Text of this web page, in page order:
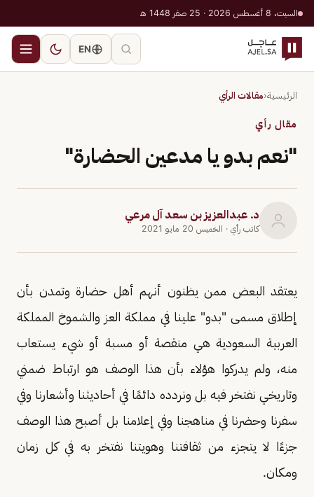
السبت، 8 أغسطس 2026 · 25 صفر 1448 هـ
EN
الرئيسية‹مقالات الرأي
مقال رأي
"نعم بدو يا مدعين الحضارة"
د. عبدالعزيز بن سعد آل مرعي
كاتب رأي · الخميس 20 مايو 2021
يعتقد البعض ممن يظنون أنهم أهل حضارة وتمدن بأن
إطلاق مسمى "بدو" علينا في مملكة العز والشموخ المملكة
العربية السعودية هي منقصة أو مسبة أو شيء يستعاب
منه، ولم يدركوا هؤلاء بأن هذا الوصف هو ارتباط ضمني
وتاريخي نفتخر فيه بل ونردده دائمًا في أحاديثنا وأشعارنا وفي
سفرنا وحضرنا في مناهجنا وفي إعلامنا بل أصبح هذا الوصف
جزءًا لا يتجزء من ثقافتنا وهويتنا نفتخر به في كل زمان
ومكان.